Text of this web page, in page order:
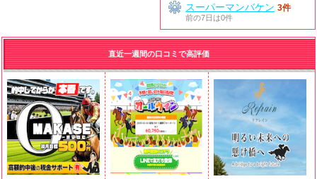
スーパーマンバケン 3件
前の7日は0件
直近一週間の口コミで高評価